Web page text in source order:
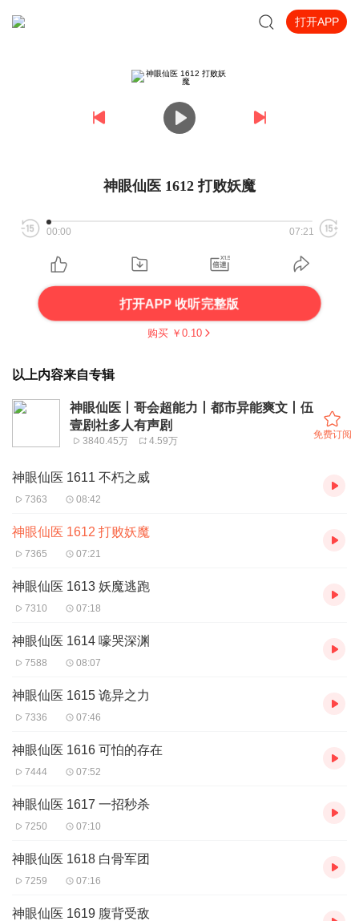
打开APP
神眼仙医 1612 打败妖魔
00:00 07:21
打开APP 收听完整版
购买 ￥ 0.10
以上内容来自专辑
神眼仙医丨哥会超能力丨都市异能爽文丨伍
壹剧社多人有声剧
3840.45万 4.59万
免费订阅
神眼仙医 1611 不朽之威
7363 08:42
神眼仙医 1612 打败妖魔
7365 07:21
神眼仙医 1613 妖魔逃跑
7310 07:18
神眼仙医 1614 嚎哭深渊
7588 08:07
神眼仙医 1615 诡异之力
7336 07:46
神眼仙医 1616 可怕的存在
7444 07:52
神眼仙医 1617 一招秒杀
7250 07:10
神眼仙医 1618 白骨军团
7259 07:16
神眼仙医 1619 腹背受敌